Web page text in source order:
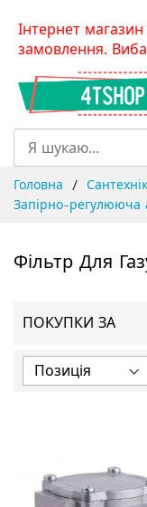
SkipІнтернет
замовлення.
Головна
Запірно-регулююча
Фільтр Для
ПОКУПКИ ЗА